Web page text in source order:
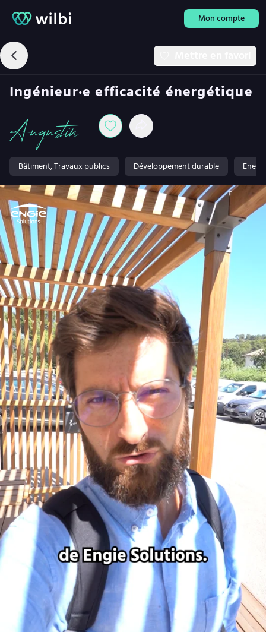
Mon compte
Ingénieur·e efficacité énergétique
Augustin
Bâtiment, Travaux publics Développement durable